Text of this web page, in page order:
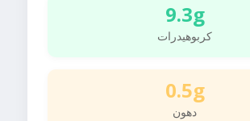
9.3g
كربوهيدرات
0.5g
دهون